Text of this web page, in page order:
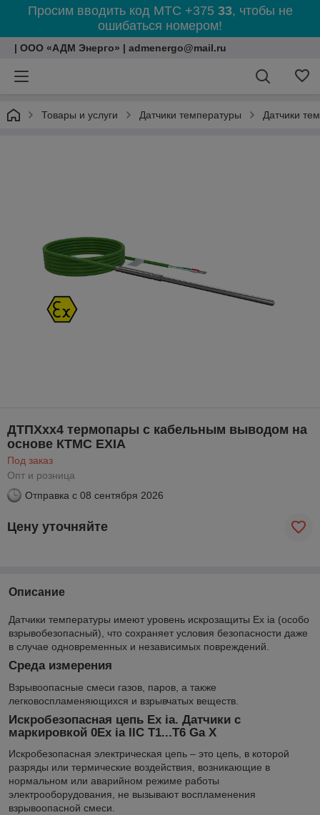
Просим вводить код МТС +375 33, чтобы не
ошибаться номером!
| ООО «АДМ Энерго» | admenergo@mail.ru
Товары и услуги Датчики температуры Датчики
ДТПХхх4 термопары с кабельным выводом на
основе КТМС EXIA
Под заказ
Опт и розница
Отправка с 08 сентября 2026
Цену уточняйте
Описание
Датчики температуры имеют уровень искрозащиты Ex ia (особо
взрывобезопасный), что сохраняет условия безопасности даже
в случае одновременных и независимых повреждений.
Среда измерения
Взрывоопасные смеси газов, паров, а также
легковоспламеняющихся и взрывчатых веществ.
Искробезопасная цепь Ex ia. Датчики с
маркировкой 0Ех ia IIC T1...Т6 Ga Х
Искробезопасная электрическая цепь – это цепь, в которой
разряды или термические воздействия, возникающие в
нормальном или аварийном режиме работы
электрооборудования, не вызывают воспламенения
взрывоопасной смеси.